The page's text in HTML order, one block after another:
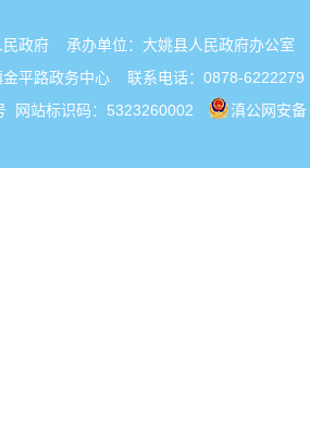
民政府 承办单位：大姚县人民政府办公
金平路政务中心 联系电话：0878-6222279
网站标识码：5323260002 滇公网安